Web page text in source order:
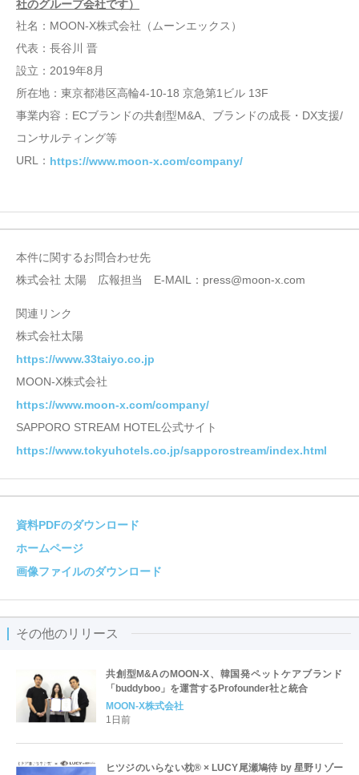
社のグループ会社です）
社名：MOON-X株式会社（ムーンエックス）
代表：長谷川 晋
設立：2019年8月
所在地：東京都港区高輪4-10-18 京急第1ビル 13F
事業内容：ECブランドの共創型M&A、ブランドの成長・DX支援/
コンサルティング等
URL： https://www.moon-x.com/company/
本件に関するお問合わせ先
株式会社 太陽 広報担当 E-MAIL：press@moon-x.com
関連リンク
株式会社太陽
https://www.33taiyo.co.jp
MOON-X株式会社
https://www.moon-x.com/company/
SAPPORO STREAM HOTEL公式サイト
https://www.tokyuhotels.co.jp/sapporostream/index.html
資料PDFのダウンロード
ホームページ
画像ファイルのダウンロード
その他のリリース
共創型M&AのMOON-X、韓国発ペットケアブランド
「buddyboo」を運営するProfounder社と統合
MOON-X株式会社
1日前
ヒツジのいらない枕® × LUCY尾瀬鳩待 by 星野リゾー